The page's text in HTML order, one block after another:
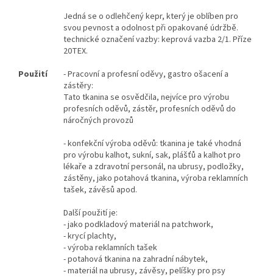
Jedná se o odlehčený kepr, který je oblíben pro
svou pevnost a odolnost při opakované údržbě.
technické označení vazby: keprová vazba 2/1. Příze
20TEX.
Použití
- Pracovní a profesní oděvy, gastro ošacení a
zástěry:
Tato tkanina se osvědčila, nejvíce pro výrobu
profesních oděvů, zástěr, profesních oděvů do
náročných provozů
- konfekční výroba oděvů: tkanina je také vhodná
pro výrobu kalhot, sukní, sak, plášťů a kalhot pro
lékaře a zdravotní personál, na ubrusy, podložky,
zástěny, jako potahová tkanina, výroba reklamních
tašek, závěsů apod.
Další použití je:
- jako podkladový materiál na patchwork,
- krycí plachty,
- výroba reklamních tašek
- potahová tkanina na zahradní nábytek,
- materiál na ubrusy, závěsy, pelíšky pro psy